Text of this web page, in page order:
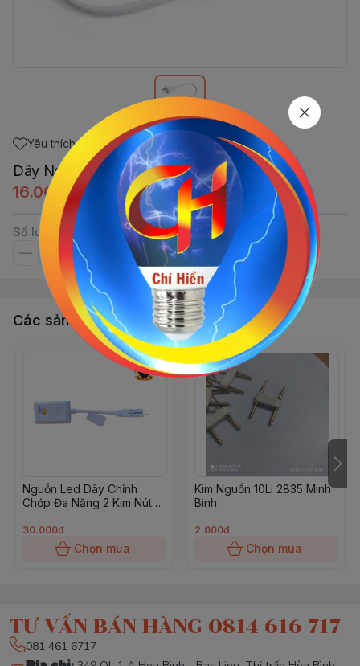
Yêu thích
Dây Nguồn 10Li - 2 Kim 2835
16.000đ
Số lượng
Các sản phẩm, dịch vụ khác
Nguồn Led Dây Chỉnh
Chớp Đa Năng 2 Kim Nút
30.000đ
Chọn mua
Kim Nguồn 10Li 2835 Minh
Bình
2.000đ
Chọn mua
TƯ VẤN BÁN HÀNG 0814 616 717
081 461 6717